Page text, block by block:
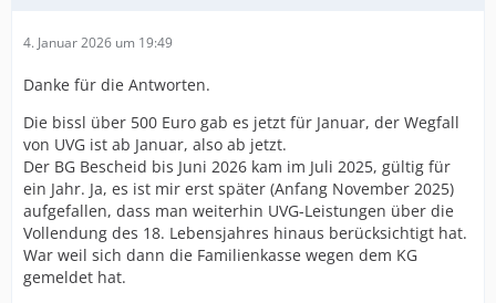
4. Januar 2026 um 19:49
Danke für die Antworten.
Die bissl über 500 Euro gab es jetzt für Januar, der Wegfall
von UVG ist ab Januar, also ab jetzt.
Der BG Bescheid bis Juni 2026 kam im Juli 2025, gültig für
ein Jahr. Ja, es ist mir erst später (Anfang November 2025)
aufgefallen, dass man weiterhin UVG-Leistungen über die
Vollendung des 18. Lebensjahres hinaus berücksichtigt hat.
War weil sich dann die Familienkasse wegen dem KG
gemeldet hat.